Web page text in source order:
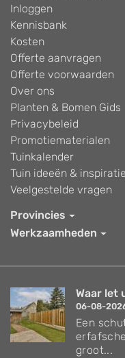
Inloggen
Kennisbank
Kosten
Offerte aanvragen
Offerte voorwaarden
Over ons
Planten & Bomen Gids
Privacybeleid
Promotiematerialen
Tuinkalender
Tuin ideeën & inspiratie
Veelgestelde vragen
Provincies
Werkzaamheden
Waar let
06-08-
Een
groot...